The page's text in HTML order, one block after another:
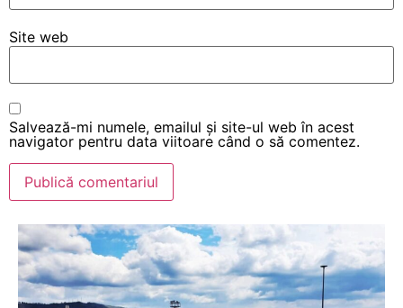
Site web
Salvează-mi numele, emailul și site-ul web în acest
navigator pentru data viitoare când o să comentez.